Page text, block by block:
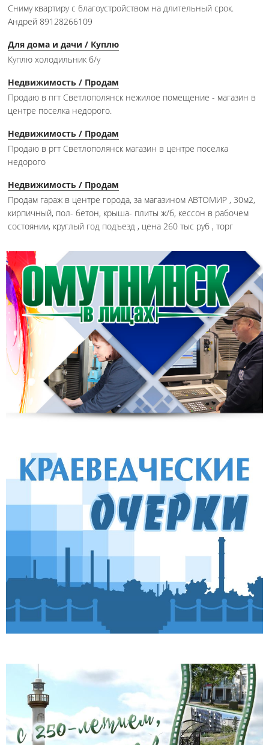
Сниму квартиру с благоустройством на длительный срок.
Андрей 89128266109
Для дома и дачи / Куплю
Куплю холодильник б/у
Недвижимость / Продам
Продаю в пгт Светлополянск нежилое помещение - магазин в
центре поселка недорого.
Недвижимость / Продам
Продаю в ргт Светлополянск магазин в центре поселка
недорого
Недвижимость / Продам
Продам гараж в центре города, за магазином АВТОМИР , 30м2,
кирпичный, пол- бетон, крыша- плиты ж/б, кессон в рабочем
состоянии, круглый год подъезд , цена 260 тыс руб , торг